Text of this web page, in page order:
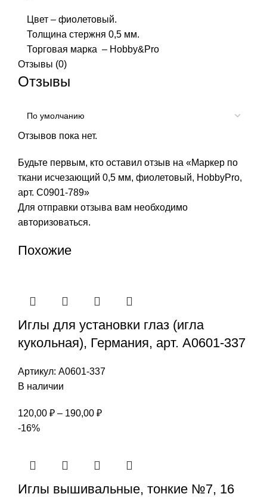
Цвет – фиолетовый.
Толщина стержня 0,5 мм.
Торговая марка – Hobby&Pro
Отзывы (0)
Отзывы
Отзывов пока нет.
Будьте первым, кто оставил отзыв на «Маркер по
ткани исчезающий 0,5 мм, фиолетовый, HobbyPro,
арт. С0901-789»
Для отправки отзыва вам необходимо
авторизоваться.
Похожие
Иглы для установки глаз (игла
кукольная), Германия, арт. А0601-337
Артикул: А0601-337
В наличии
120,00 ₽ – 190,00 ₽Диапазон
190,00 ₽
-16%
Иглы вышивальные, тонкие №7, 16